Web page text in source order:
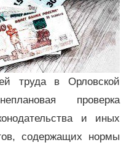
труда в Орловской
проверка
и иных
содержащих нормы